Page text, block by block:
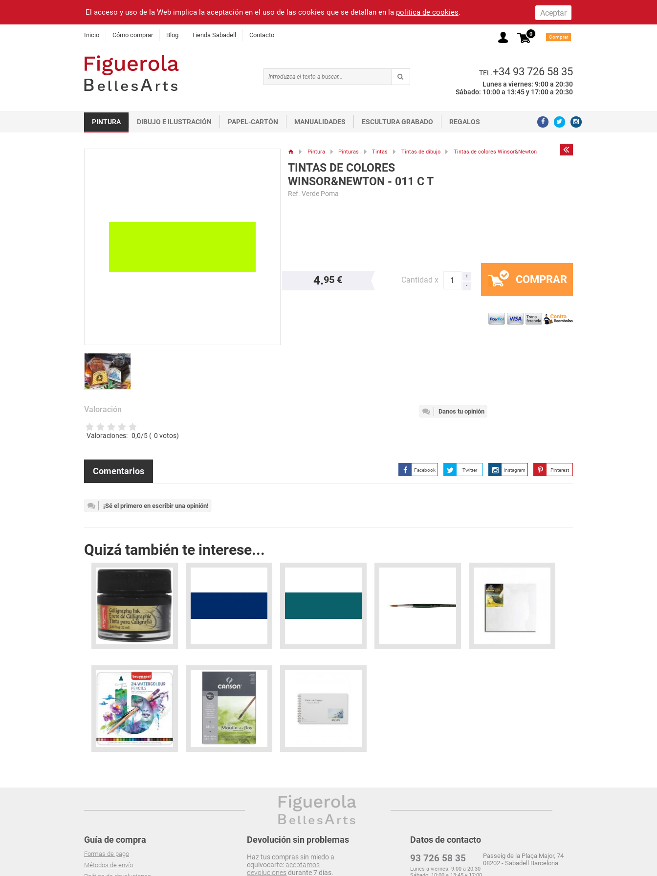
El acceso y uso de la Web implica la aceptación en el uso de las cookies que se detallan en la politica de cookies.
Inicio Cómo comprar Blog Tienda Sabadell Contacto 0 Comprar
TEL.+34 93 726 58 35
Lunes a viernes: 9:00 a 20:30
Sábado: 10:00 a 13:45 y 17:00 a 20:30
PINTURA DIBUJO E ILUSTRACIÓN PAPEL-CARTÓN MANUALIDADES ESCULTURA GRABADO REGALOS
Pintura Pinturas Tintas Tintas de dibujo Tintas de colores Winsor&Newton
TINTAS DE COLORES
WINSOR&NEWTON - 011 C T
Ref. Verde Poma
4.95 € Cantidad x COMPRAR
Danos tu opinión
Valoración
Valoraciones: 0,0/5 ( 0 votos)
Facebook Twitter Instagram Pinterest
Comentarios
¡Sé el primero en escribir una opinión!
Quizá también te interese...
Guía de compra
Formas de pago
Métodos de envío
Devolución sin problemas
Haz tus compras sin miedo a
equivocarte:aceptamos
devolucionesdurante 7 días.
Datos de contacto
93 726 58 35
Lunes a viernes: 9:00 a 20:30
Passeig de la Plaça Major, 74
08202 - Sabadell Barcelona